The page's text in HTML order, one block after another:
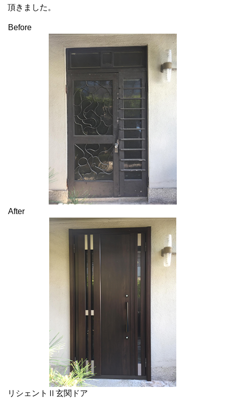
頂きました。
Before
After
リシェントⅡ玄関ドア